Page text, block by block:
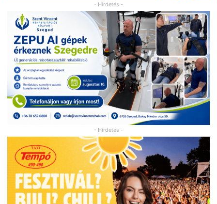
- Hirdetés -
- Hirdetés -